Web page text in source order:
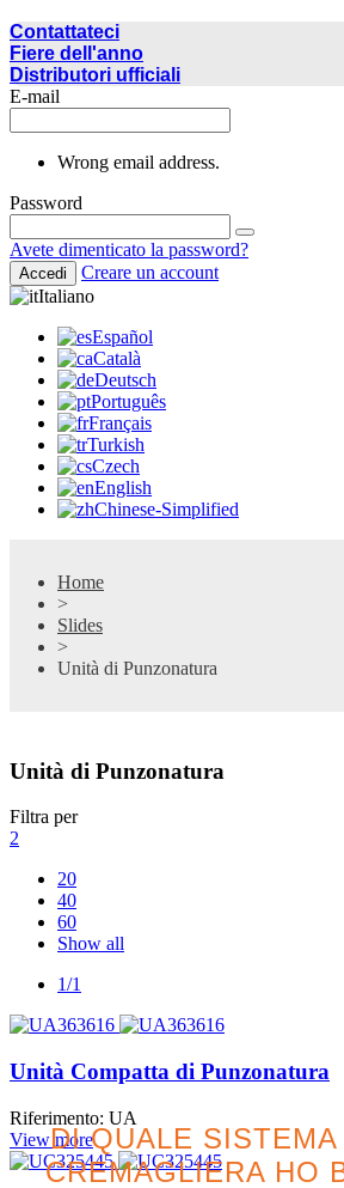
Contattateci
Fiere dell'anno
Distributori ufficiali
E-mail
Wrong email address.
Password
Avete dimenticato la password?
Accedi
Creare un account
Italiano
Español
Català
Deutsch
Português
Français
Turkish
Czech
English
Chinese-Simplified
Home
>
Slides
>
Unità di Punzonatura
Unità di Punzonatura
Filtra per
2
20
40
60
Show all
1/1
Unità Compatta di Punzonatura
Riferimento: UA
View moreDI QUALE
CREMAGLIERA HO